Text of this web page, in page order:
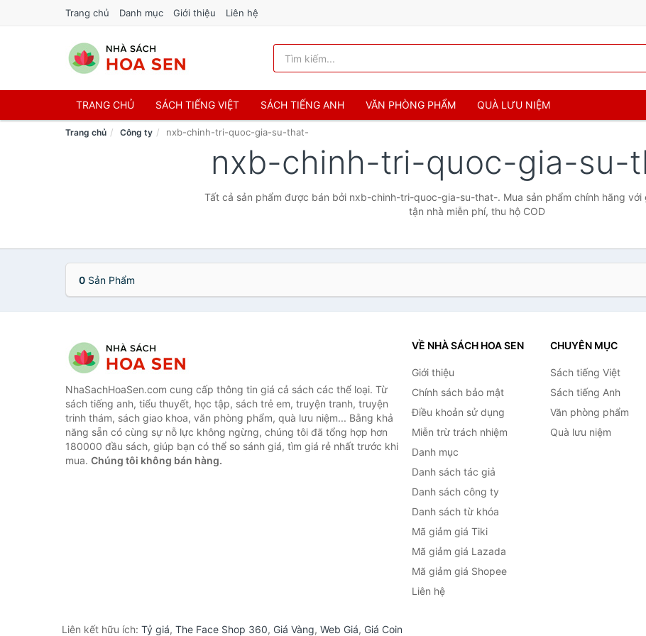
Trang chủ Danh mục Giới thiệu Liên hệ
TRANG CHỦ SÁCH TIẾNG VIỆT SÁCH TIẾNG ANH VĂN PHÒNG PHẨM QUÀ LƯU NIỆM
Trang chủ Công ty nxb-chinh-tri-quoc-gia-su-that-
nxb-chinh-tri-quoc-gia-su-
Tất cả sản phẩm được bán bởi nxb-chinh-tri-quoc-gia-su-that-. Mua sản phẩm chính hãng với
tận nhà miễn phí, thu hộ COD
0 Sản Phẩm
NhaSachHoaSen.com cung cấp thông tin giá cả sách các thể loại. Từ
sách tiếng anh, tiểu thuyết, học tập, sách trẻ em, truyện tranh, truyện
trinh thám, sách giao khoa, văn phòng phẩm, quà lưu niệm... Bằng khả
năng sẵn có cùng sự nỗ lực không ngừng, chúng tôi đã tổng hợp hơn
180000 đầu sách, giúp bạn có thể so sánh giá, tìm giá rẻ nhất trước khi
mua. Chúng tôi không bán hàng.
VỀ NHÀ SÁCH HOA SEN
Giới thiệu
Chính sách bảo mật
Điều khoản sử dụng
Miễn trừ trách nhiệm
Danh mục
Danh sách tác giả
Danh sách công ty
Danh sách từ khóa
Mã giảm giá Tiki
Mã giảm giá Lazada
Mã giảm giá Shopee
Liên hệ
CHUYÊN MỤC
Sách tiếng Việt
Sách tiếng Anh
Văn phòng phẩm
Quà lưu niệm
Liên kết hữu ích: Tỷ giá, The Face Shop 360, Giá Vàng, Web Giá, Giá Coin